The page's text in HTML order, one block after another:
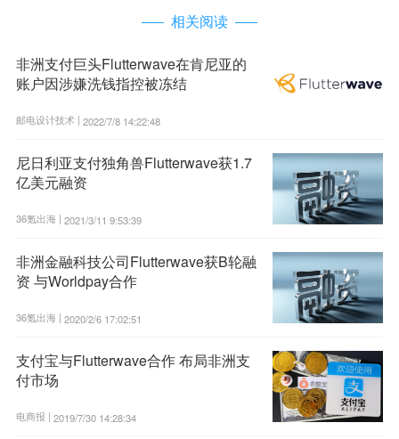
相关阅读
非洲支付巨头Flutterwave在肯尼亚的
账户因涉嫌洗钱指控被冻结
邮电设计技术 | 2022/7/8 14:22:48
尼日利亚支付独角兽Flutterwave获1.7
亿美元融资
36氪出海 | 2021/3/11 9:53:39
非洲金融科技公司Flutterwave获B轮融
资 与Worldpay合作
36氪出海 | 2020/2/6 17:02:51
支付宝与Flutterwave合作 布局非洲支
付市场
电商报 | 2019/7/30 14:28:34